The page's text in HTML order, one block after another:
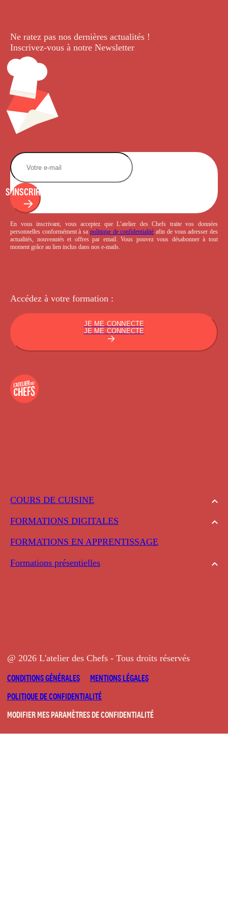
COURS DE CUISINE
FORMATIONS DIGITALES
FORMATIONS EN APPRENTISSAGE
Formations présentielles
Ne ratez pas nos dernières actualités !
Inscrivez-vous à notre Newsletter.
S'INSCRIRE
En vous inscrivant, vous acceptez que L’atelier des Chefs traite vos données
personnelles conformément à sa politique de confidentialité afin de vous adresser des
actualités, nouveautés et offres par email. Vous pouvez vous désabonner à tout
moment grâce au lien inclus dans nos e-mails.
Accédez à votre formation :
JE ME CONNECTE
JE ME CONNECTE
@ 2026 L'atelier des Chefs - Tous droits réservés
CONDITIONS GÉNÉRALES
MENTIONS LÉGALES
POLITIQUE DE CONFIDENTIALITÉ
MODIFIER MES PARAMÈTRES DE CONFIDENTIALITÉ